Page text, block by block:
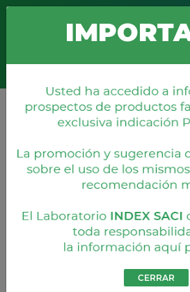
CERRAR